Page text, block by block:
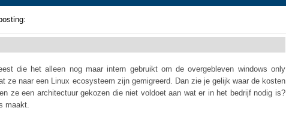
die het alleen nog maar intern gebruikt om de overgebleven windows only
ze naar een Linux ecosysteem zijn gemigreerd. Dan zie je gelijk waar de kosten
ze een architectuur gekozen die niet voldoet aan wat er in het bedrijf nodig is?
maakt.